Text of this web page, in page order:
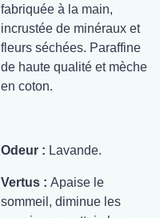
fabriquée à la main,
incrustée de minéraux et
fleurs séchées. Paraffine
de haute qualité et mèche
en coton.
Odeur : Lavande.
Vertus : Apaise le
sommeil, diminue les